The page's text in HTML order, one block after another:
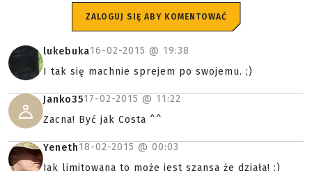
ZALOGUJ SIĘ ABY KOMENTOWAĆ
lukebuka16-02-2015 @ 19:38
I tak się machnie sprejem po swojemu. ;)
Janko3517-02-2015 @ 11:22
Zacna! Być jak Costa ^^
Yeneth18-02-2015 @ 00:03
Jak limitowana to może jest szansa że działa! ;)